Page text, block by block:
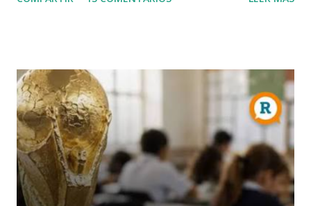
cabeza. Cuando despertó, leió el periódico que le había
pregunta: "¿Cuál es el origen de la desigualdad entre los
hombres, y si es respaldada por la ley natural?". Jean
Jacques escribió entonces el Discurso sobre el origen y los
fundamentos de la desigualdad entre los hombres , que le
convirtió enseguida en una celebrity en toda Europa. Para
Rousseau, la sociedad civil es una trampa perpetuada por
los poderosos sobre los débiles, de modo que puedan